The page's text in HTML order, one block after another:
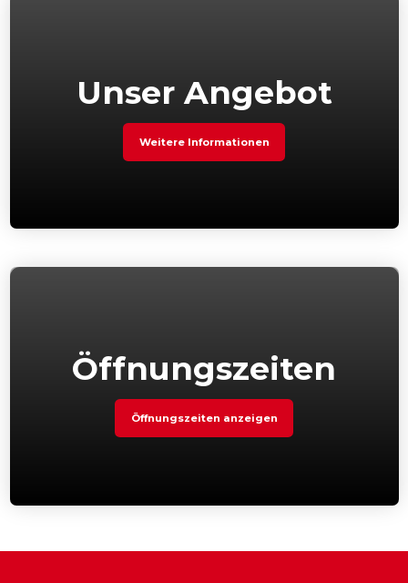
Unser Angebot
Weitere Informationen
Öffnungszeiten
Öffnungszeiten anzeigen